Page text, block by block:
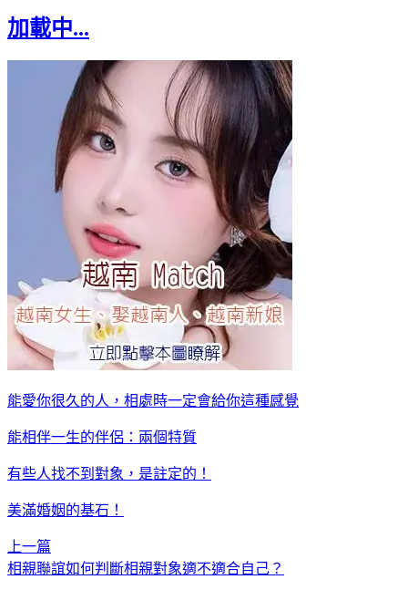
加載中...
能愛你很久的人，相處時一定會給你這種感覺
能相伴一生的伴侶：兩個特質
有些人找不到對象，是註定的！
美滿婚姻的基石！
上一篇
相親聯誼如何判斷相親對象適不適合自己？